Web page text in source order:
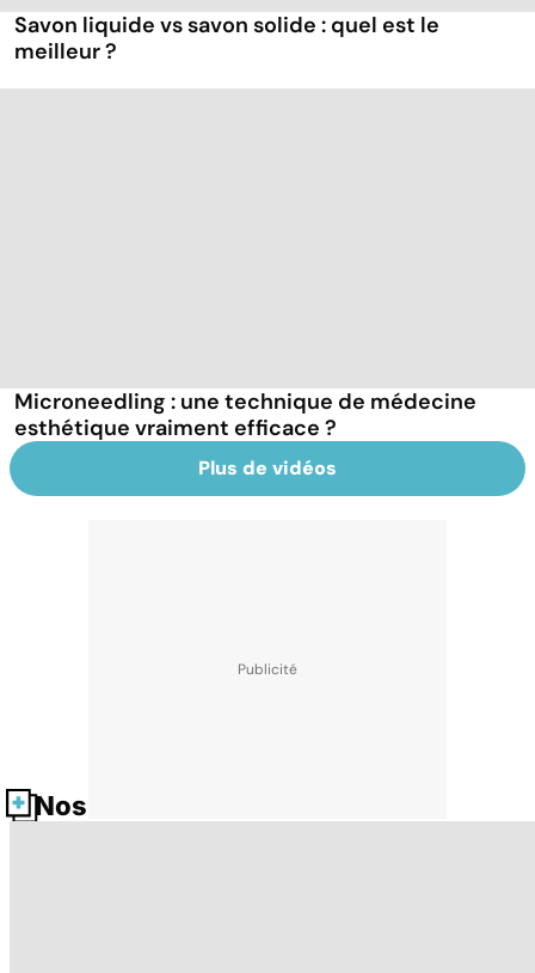
Savon liquide vs savon solide : quel est le
meilleur ?
Microneedling : une technique de médecine
esthétique vraiment efficace ?
Plus de vidéos
Nos fiches santé